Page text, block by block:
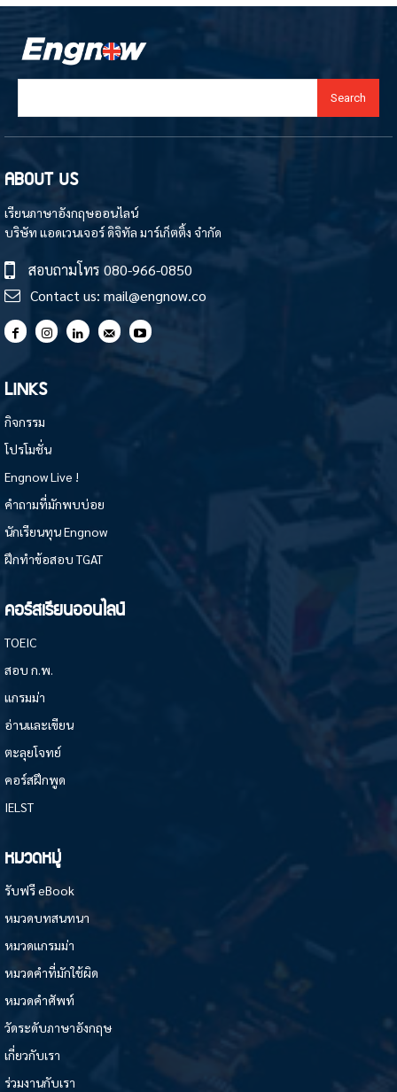
Search
ABOUT US
เรียนภาษาอังกฤษออนไลน์
บริษัท แอดเวนเจอร์ ดิจิทัล มาร์เก็ตติ้ง จำกัด
สอบถามโทร 080-966-0850
Contact us: mail@engnow.co
LINKS
กิจกรรม
โปรโมชั่น
Engnow Live !
คำถามที่มักพบบ่อย
นักเรียนทุน Engnow
ฝึกทำข้อสอบ TGAT
คอร์สเรียนออนไลน์
TOEIC
สอบ ก.พ.
แกรมม่า
อ่านและเขียน
ตะลุยโจทย์
คอร์สฝึกพูด
IELST
หมวดหมู่
รับฟรี eBook
หมวดบทสนทนา
หมวดแกรมม่า
หมวดคำที่มักใช้ผิด
หมวดคำศัพท์
วัดระดับภาษาอังกฤษ
เกี่ยวกับเรา
ร่วมงานกับเรา